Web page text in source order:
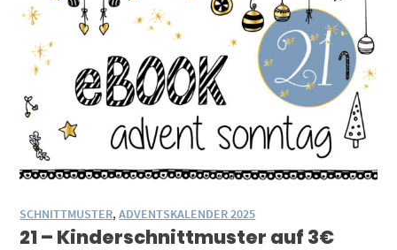
SCHNITTMUSTER,ADVENTSKALENDER 2025
21 – Kinderschnittmuster auf 3€